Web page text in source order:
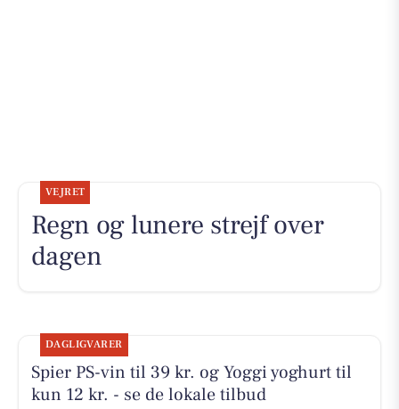
VEJRET
Regn og lunere strejf over
dagen
DAGLIGVARER
Spier PS-vin til 39 kr. og Yoggi yoghurt til
kun 12 kr. - se de lokale tilbud